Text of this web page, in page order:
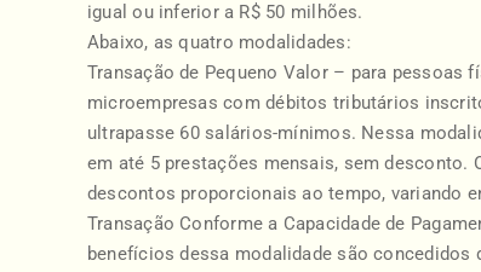
igual ou inferior a R$ 50 milhões.
Abaixo, as quatro modalidades:
Transação de Pequeno Valor – para pessoas
microempresas com débitos tributários
ultrapasse 60 salários-mínimos. Nessa
em até 5 prestações mensais, sem desconto.
descontos proporcionais ao tempo, variando
Transação Conforme a Capacidade de
benefícios dessa modalidade são